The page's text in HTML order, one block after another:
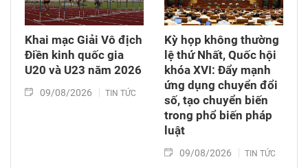
Khai mạc Giải Vô địch
Điền kinh quốc gia
U20 và U23 năm 2026
09/08/2026 TIN TỨC
Kỳ họp không thường
lệ thứ Nhất, Quốc hội
khóa XVI: Đẩy mạnh
ứng dụng chuyển đổi
số, tạo chuyển biến
trong phổ biến pháp
luật
09/08/2026 TIN TỨC